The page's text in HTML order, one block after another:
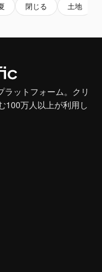
閉じる 土地
ットフォーム。クリ
100万人以上が利用し